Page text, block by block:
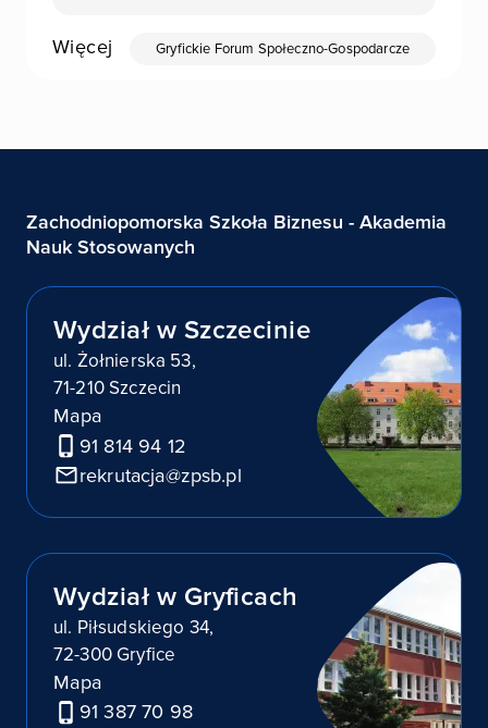
Więcej Gryfickie Forum Społeczno-Gospodarcze
Zachodniopomorska Szkoła Biznesu - Akademia
Nauk Stosowanych
Wydział w Szczecinie
ul. Żołnierska 53,
71-210 Szczecin
Mapa
91 814 94 12
rekrutacja@zpsb.pl
Wydział w Gryficach
ul. Piłsudskiego 34,
72-300 Gryfice
Mapa
91 387 70 98